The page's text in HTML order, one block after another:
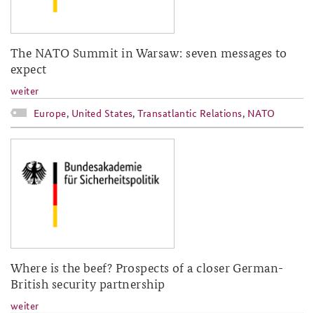
The NATO Summit in Warsaw: seven messages to
expect
weiter
Europe, United States,Transatlantic Relations, NATO
Where is the beef? Prospects of a closer German-
British security partnership
weiter